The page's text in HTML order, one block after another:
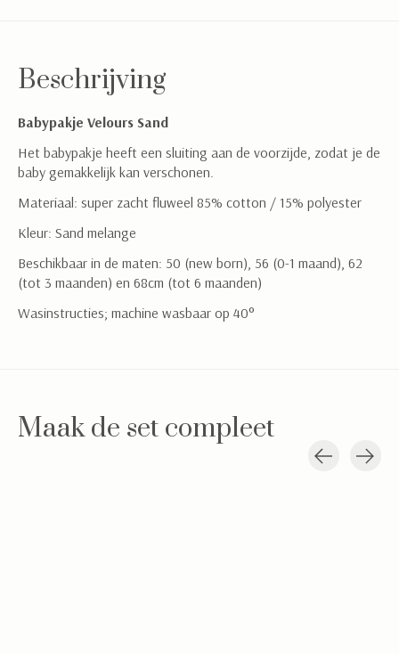
Beschrijving
Babypakje Velours Sand
Het babypakje heeft een sluiting aan de voorzijde, zodat je de
baby gemakkelijk kan verschonen.
Materiaal: super zacht fluweel 85% cotton / 15% polyester
Kleur: Sand melange
Beschikbaar in de maten: 50 (new born), 56 (0-1 maand), 62
(tot 3 maanden) en 68cm (tot 6 maanden)
Wasinstructies; machine wasbaar op 40°
Maak de set compleet